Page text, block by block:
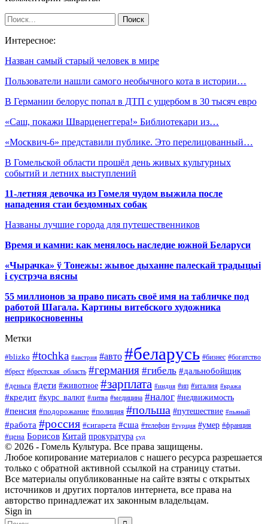
Интересное:
Назван самый старый человек в мире
Пользователи нашли самого необычного кота в истории…
В Германии белорус попал в ДТП с ущербом в 30 тысяч евро
«Саш, покажи Шварценеггера!» Библиотекари из…
«Москвич-6» представили публике. Это перелицованный…
В Гомельской области прошёл день живых культурных
событий и летних выступлений
11-летняя девочка из Гомеля чудом выжила после
нападения стаи бездомных собак
Названы лучшие города для путешественников
Время и камни: как менялось наследие южной Беларуси
«Чырачка» ў Тонежы: жывое дыханне палескай традыцыі
і сустрэча вясны
55 миллионов за право писать своё имя на табличке под
работой Шагала. Картины витебского художника
неприкосновенны
Метки
#blizko #tochka #австрия #авто #беларусь #бизнес #богатство
#брест #брестская_область #германия #гибель #дальнобойщик
#деньга #дети #животное #зарплата #индия #ип #италия #кража
#кредит #курс_валют #литва #медицина #налог #недвижимость
#пенсия #подорожание #полиция #польша #путешествие #пьяный
#работа #россия #сигарета #сша #телефон #турция #умер #франция
#цена Борисов Китай прокуратура суд
© 2026 - Гомель Культура. Все права защищены.
Любое копирование материалов с нашего ресурса разрешается
только с обратной активной ссылкой на страницу статьи.
Все материалы опубликованные на сайте взяты с открытых
источников и других порталов интернета, все права на
авторство принадлежат их законным владельцам.
Sign in